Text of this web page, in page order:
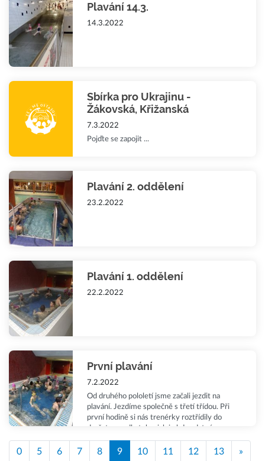
Plavání 14.3.
14.3.2022
Sbírka pro Ukrajinu -
Žákovská, Křižanská
7.3.2022
Pojďte se zapojit ...
Plavání 2. oddělení
23.2.2022
Plavání 1. oddělení
22.2.2022
První plavání
7.2.2022
Od druhého pololetí jsme začali jezdit na
plavání. Jezdíme společně s třetí třídou. Při
první hodině si nás trenérky roztřídily do
družstev podle toho, jak je kdo zdatný v
0 5 6 7 8 9 10 11 12 13 »